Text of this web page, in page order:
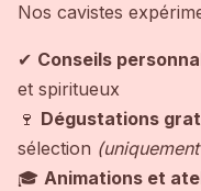
Nos cavistes
✔ Conseils
et spiritueux
🍷 Dégustations
sélection
🎓 Animations et